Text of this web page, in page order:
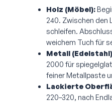
Holz (Möbel):
240. Zwischen den
schleifen.
weichem Tuch für
Metall
2000 für
feiner Metallpaste
Lackierte
220–320, nach